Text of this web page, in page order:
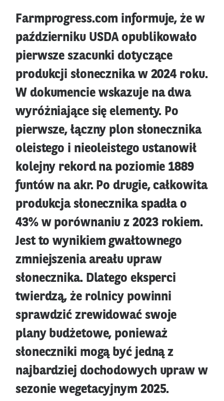
Farmprogress.com informuje, że w
październiku USDA opublikowało
pierwsze szacunki dotyczące
produkcji słonecznika w 2024 roku.
W dokumencie wskazuje na dwa
wyróżniające się elementy. Po
pierwsze, łączny plon słonecznika
oleistego i nieoleistego ustanowił
kolejny rekord na poziomie 1889
funtów na akr. Po drugie, całkowita
produkcja słonecznika spadła o
43% w porównaniu z 2023 rokiem.
Jest to wynikiem gwałtownego
zmniejszenia areału upraw
słonecznika. Dlatego eksperci
twierdzą, że rolnicy powinni
sprawdzić zrewidować swoje
plany budżetowe, ponieważ
słoneczniki mogą być jedną z
najbardziej dochodowych upraw w
sezonie wegetacyjnym 2025.